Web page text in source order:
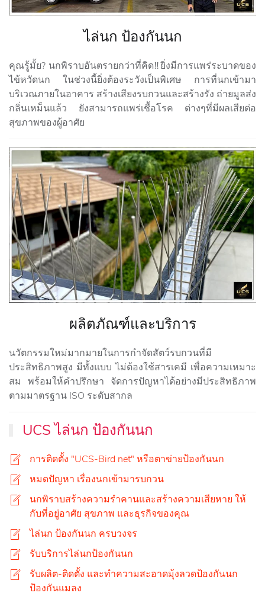
ไล่นก ป้องกันนก
คุณรู้มั้ย? นกพิราบอันตรายกว่าที่คิด‼️ยิ่งมีการแพร่ระบาดของ
ไข้หวัดนก ในช่วงนี้ยิ่งต้องระวังเป็นพิเศษ การที่นกเข้ามา
บริเวณภายในอาคาร สร้างเสียงรบกวนและสร้างรัง ถ่ายมูลส่ง
กลิ่นเหม็นแล้ว ยังสามารถแพร่เชื้อโรค ต่างๆที่มีผลเสียต่อ
สุขภาพของผู้อาศัย
ผลิตภัณฑ์และบริการ
นวัตกรรมใหม่มากมายในการกำจัดสัตว์รบกวนที่มี
ประสิทธิภาพสูง มีทั้งแบบ ไม่ต้องใช้สารเคมี เพื่อความเหมาะ
สม พร้อมให้คำปรึกษา จัดการปัญหาได้อย่างมีประสิทธิภาพ
ตามมาตรฐาน ISO ระดับสากล
UCS ไล่นก ป้องกันนก
การติดตั้ง "UCS-Bird net" หรือตาข่ายป้องกันนก
หมดปัญหา เรื่องนกเข้ามารบกวน
นกพิราบสร้างความรำคานและสร้างความเสียหาย ให้
กับที่อยู่อาศัย สุขภาพ และธุรกิจของคุณ
ไล่นก ป้องกันนก ครบวงจร
รับบริการไล่นกป้องกันนก
รับผลิต-ติดตั้ง และทำความสะอาดมุ้งลวดป้องกันนก
ป้องกันแมลง